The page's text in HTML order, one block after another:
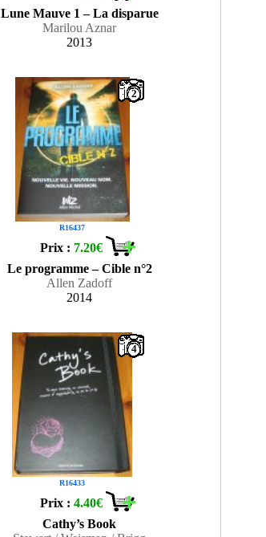
Lune Mauve 1 – La disparue
Marilou Aznar
2013
R16437
2
Prix : 7.20€
Le programme – Cible n°2
Allen Zadoff
2014
R16433
4
Prix :4.40€
Cathy’s Book